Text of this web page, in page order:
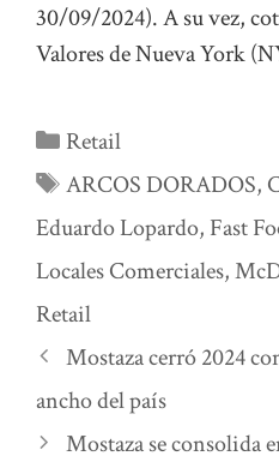
30/09/2024). A su vez,
Valores de Nueva York
Categorías
Retail
Etiquetas
ARCOS DORADOS,
Eduardo Lopardo, Fast
Locales Comerciales,
Retail
Mostaza cerró 2024
ancho del país
Mostaza se consolida